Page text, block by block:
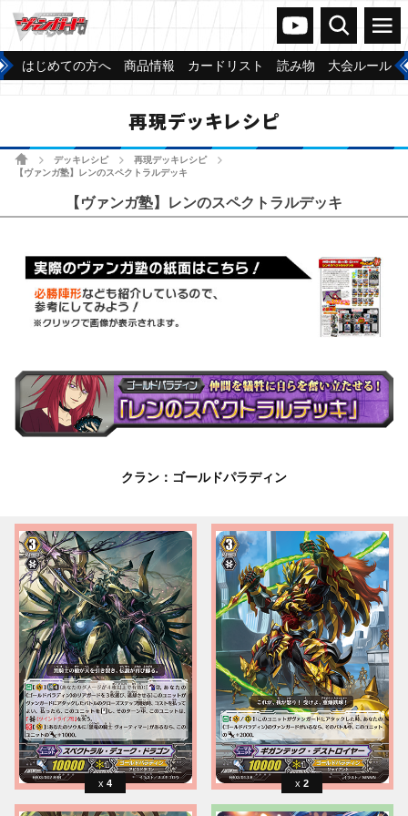
ヴァンガードch
検索 メニュー
はじめての方へ 商品情報 カードリスト 読み物 大会ルール
再現デッキレシピ
ホームデッキレシピ 再現デッキレシピ
【ヴァンガ塾】レンのスペクトラルデッキ
【ヴァンガ塾】レンのスペクトラルデッキ
クラン：ゴールドパラディン
4 2